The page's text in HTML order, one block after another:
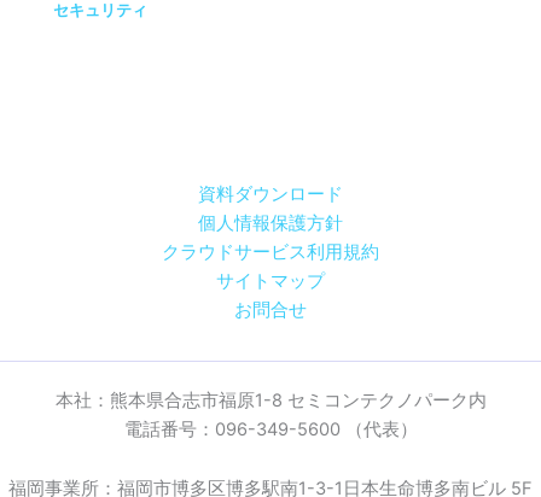
セキュリティ
資料ダウンロード
個人情報保護方針
クラウドサービス利用規約
サイトマップ
お問合せ
本社：熊本県合志市福原1-8 セミコンテクノパーク内
電話番号：096-349-5600 （代表）
福岡事業所：福岡市博多区博多駅南1-3-1日本生命博多南ビル 5F